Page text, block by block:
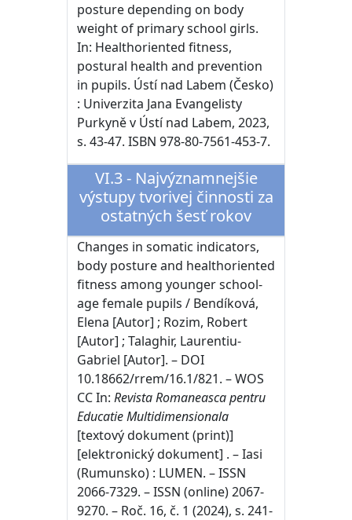
posture depending on body
weight of primary school girls.
In: Healthoriented fitness,
postural health and prevention
in pupils. Ústí nad Labem (Česko)
: Univerzita Jana Evangelisty
Purkyně v Ústí nad Labem, 2023,
s. 43-47. ISBN 978-80-7561-453-7.
VI.3 - Najvýznamnejšie
výstupy tvorivej činnosti za
ostatných šesť rokov
Changes in somatic indicators,
body posture and healthoriented
fitness among younger school-
age female pupils / Bendíková,
Elena [Autor] ; Rozim, Robert
[Autor] ; Talaghir, Laurentiu-
Gabriel [Autor]. – DOI
10.18662/rrem/16.1/821. – WOS
CC In: Revista Romaneasca pentru
Educatie Multidimensionala
[textový dokument (print)]
[elektronický dokument] . – Iasi
(Rumunsko) : LUMEN. – ISSN
2066-7329. – ISSN (online) 2067-
9270. – Roč. 16, č. 1 (2024), s. 241-